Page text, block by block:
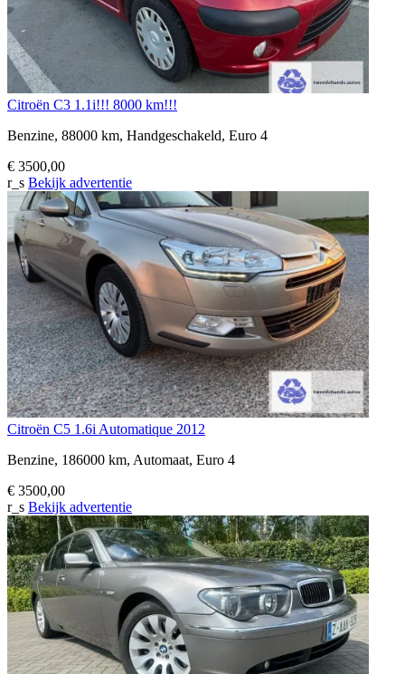
Citroën C3 1.1i!!! 8000 km!!!
Benzine, 88000 km, Handgeschakeld, Euro 4
€ 3500,00
r_s Bekijk advertentie
Citroën C5 1.6i Automatique 2012
Benzine, 186000 km, Automaat, Euro 4
€ 3500,00
r_s Bekijk advertentie